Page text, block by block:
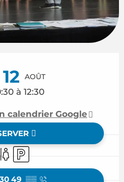
12 AOÛT
à 12:30
calendrier Google
Parking
49 ▒▒